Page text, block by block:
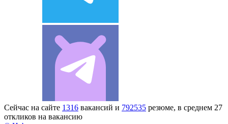
Сейчас на сайте 1316 вакансий и 792535 резюме, в среднем 27
откликов на вакансию